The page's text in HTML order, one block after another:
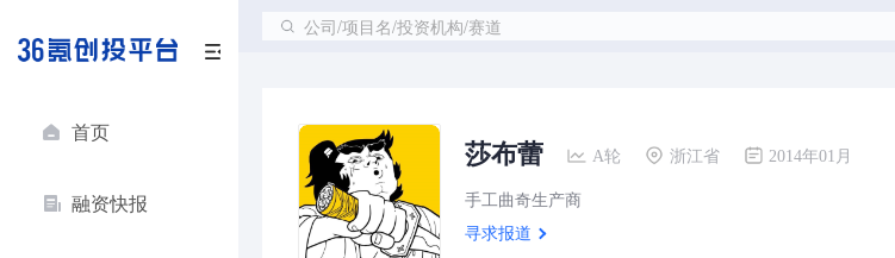
首页
融资快报
公司/项目名/投资机构/赛道
莎布蕾 A轮 浙江省 2014年01月
手工曲奇生产商
寻求报道